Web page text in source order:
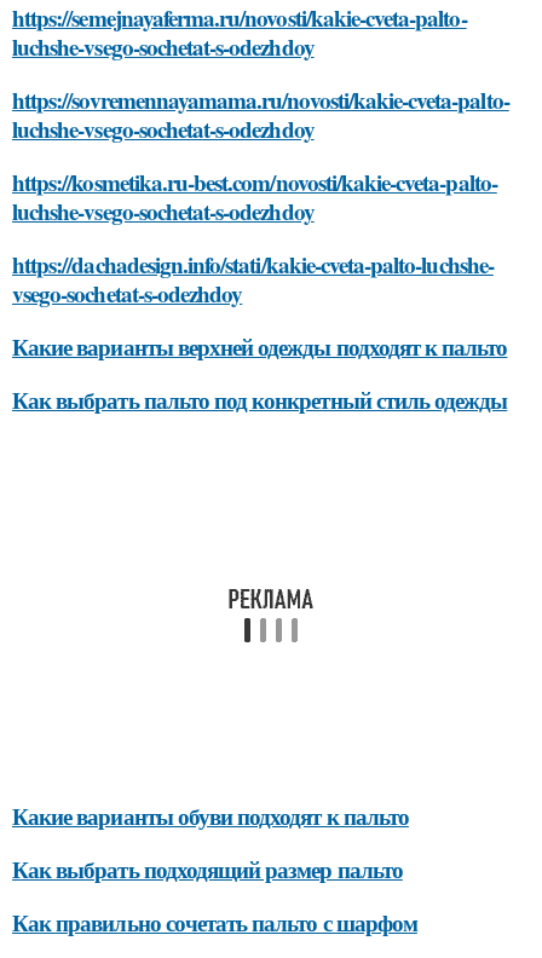
https://semejnayaferma.ru/novosti/kakie-cveta-palto-
luchshe-vsego-sochetat-s-odezhdoy
https://sovremennayamama.ru/novosti/kakie-cveta-palto-
luchshe-vsego-sochetat-s-odezhdoy
https://kosmetika.ru-best.com/novosti/kakie-cveta-palto-
luchshe-vsego-sochetat-s-odezhdoy
https://dachadesign.info/stati/kakie-cveta-palto-luchshe-
vsego-sochetat-s-odezhdoy
Какие варианты верхней одежды подходят к пальто
Как выбрать пальто под конкретный стиль одежды
Какие варианты обуви подходят к пальто
Как выбрать подходящий размер пальто
Как правильно сочетать пальто с шарфом